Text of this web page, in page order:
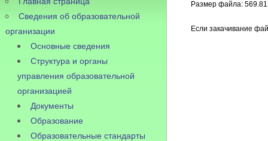
Сведения об образовательной
организации
Основные сведения
Структура и органы
управления образовательной
организацией
Документы
Образование
Образовательные стандарты
Размер файла:
Если закачивание